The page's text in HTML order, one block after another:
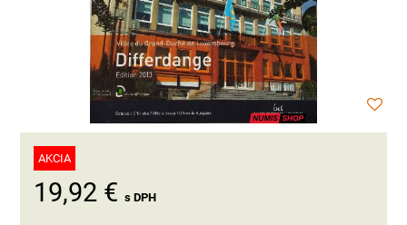
AKCIA
19,92 € s DPH